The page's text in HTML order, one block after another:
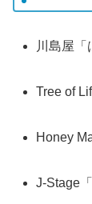
川島屋「
Tree of
Honey
J-Stage